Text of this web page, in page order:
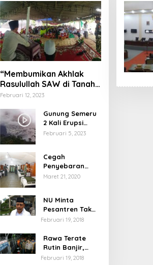
“Membumikan Akhlak
Rasulullah SAW di Tanah
Nusantara”
Februari 12, 2023
Gunung Semeru
2 Kali Erupsi
dengan Tinggi
Februari 5, 2023
Cegah
Penyebaran
Virus Corona,
Pelayanan
Maret 21, 2020
NU Minta
Pesantren Tak
Terprovokasi
Februari 19, 2018
Rawa Terate
Rutin Banjir,
Anies Bakal Cek
Februari 19, 2018